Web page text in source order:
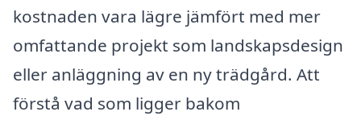
kostnaden vara lägre jämfört med mer
omfattande projekt som landskapsdesign
eller anläggning av en ny trädgård. Att
förstå vad som ligger bakom